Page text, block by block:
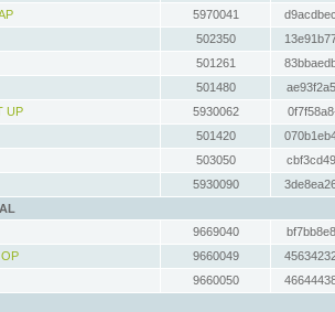
5970041
502350
501261
501480
UP
5930062
501420
503050
5930090
9669040
9660049
9660050